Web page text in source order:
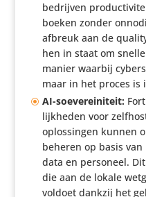
bedrijven
boeken zonder
afbreuk aan de
hen in staat om
manier waarbij
maar in het proces is
AI-soeve­rei­ni­teit:
lijk­heden voor
oplos­singen kunnen
beheren op basis
data en personeel.
die aan de lokale
voldoet dankzij het